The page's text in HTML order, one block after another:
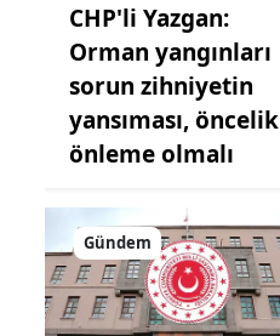
CHP'li Yazgan:
Orman yangınları
sorun zihniyetin
yansıması, öncelik
önleme olmalı
Gündem